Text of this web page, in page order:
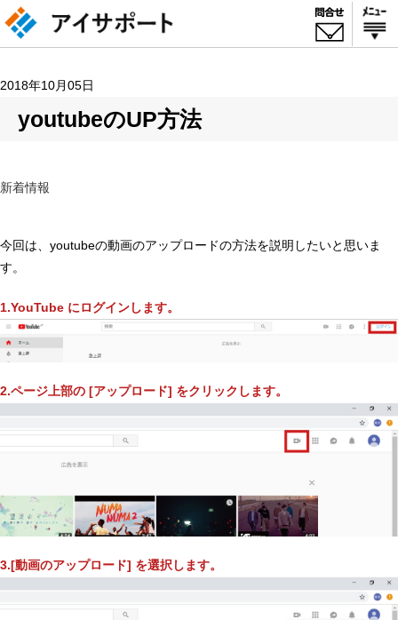
2018年10月05日
youtubeのUP方法
新着情報
今回は、youtubeの動画のアップロードの方法を説明したいと思いま
す。
1.YouTube にログインします。
2.ページ上部の [アップロード] をクリックします。
3.[動画のアップロード] を選択します。